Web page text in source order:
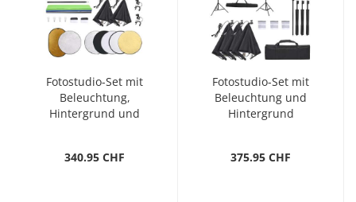
Fotostudio-Set mit
Beleuchtung,
Hintergrund und
340.95 CHF
Fotostudio-Set mit
Beleuchtung und
Hintergrund
375.95 CHF